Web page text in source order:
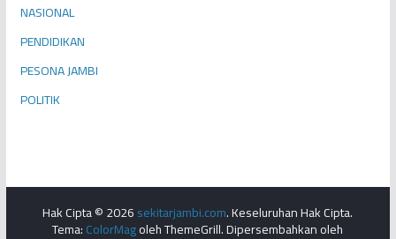
NASIONAL
PENDIDIKAN
PESONA JAMBI
POLITIK
Hak Cipta © 2026sekitarjambi.com. Keseluruhan Hak Cipta.
Tema:ColorMagoleh ThemeGrill. Dipersembahkan oleh